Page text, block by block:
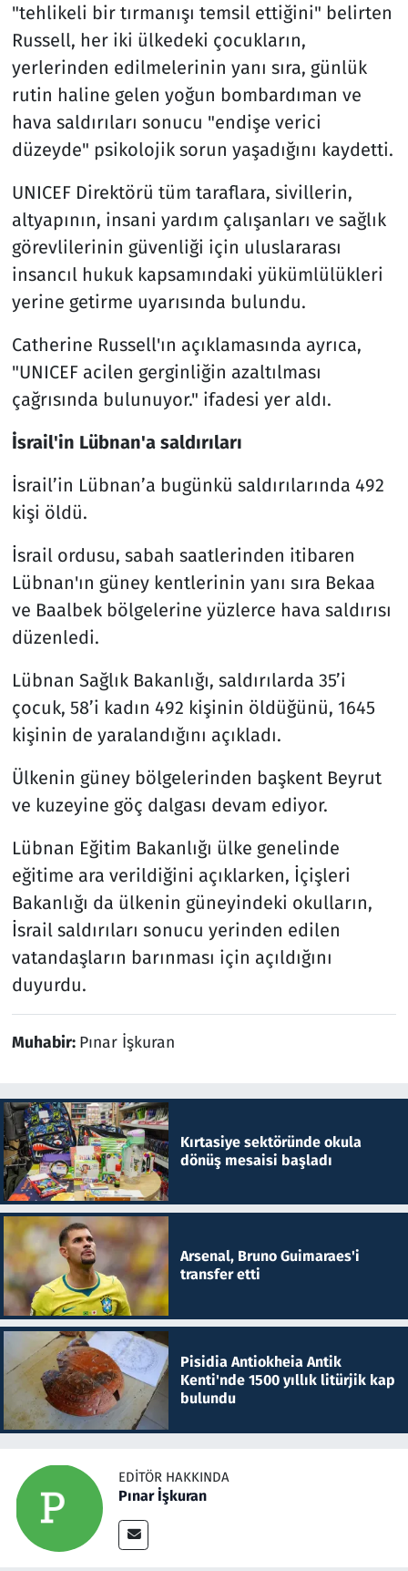
"tehlikeli bir tırmanışı temsil ettiğini" belirten
Russell, her iki ülkedeki çocukların,
yerlerinden edilmelerinin yanı sıra, günlük
rutin haline gelen yoğun bombardıman ve
hava saldırıları sonucu "endişe verici
düzeyde" psikolojik sorun yaşadığını kaydetti.
UNICEF Direktörü tüm taraflara, sivillerin,
altyapının, insani yardım çalışanları ve sağlık
görevlilerinin güvenliği için uluslararası
insancıl hukuk kapsamındaki yükümlülükleri
yerine getirme uyarısında bulundu.
Catherine Russell'ın açıklamasında ayrıca,
"UNICEF acilen gerginliğin azaltılması
çağrısında bulunuyor." ifadesi yer aldı.
İsrail'in Lübnan'a saldırıları
⁠İsrail’in Lübnan’a bugünkü saldırılarında 492
kişi öldü.
İsrail ordusu, sabah saatlerinden itibaren
Lübnan'ın güney kentlerinin yanı sıra Bekaa
ve Baalbek bölgelerine yüzlerce hava saldırısı
düzenledi.
Lübnan Sağlık Bakanlığı, saldırılarda 35’i
çocuk, 58’i kadın 492 kişinin öldüğünü, 1645
kişinin de yaralandığını açıkladı.
Ülkenin güney bölgelerinden başkent Beyrut
ve kuzeyine göç dalgası devam ediyor.
Lübnan Eğitim Bakanlığı ülke genelinde
eğitime ara verildiğini açıklarken, İçişleri
Bakanlığı da ülkenin güneyindeki okulların,
İsrail saldırıları sonucu yerinden edilen
vatandaşların barınması için açıldığını
duyurdu.
Muhabir: Pınar İşkuran
Kırtasiye sektöründe okula
dönüş mesaisi başladı
Arsenal, Bruno Guimaraes'i
transfer etti
Pisidia Antiokheia Antik
Kenti'nde 1500 yıllık litürjik kap
bulundu
EDITÖR HAKKINDA
Pınar İşkuran